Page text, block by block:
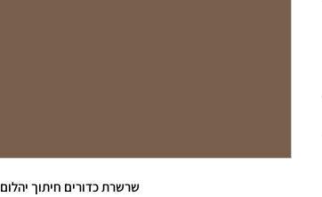
שרשרת כדורים חיתוך יהלום